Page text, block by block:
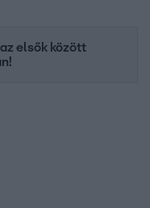
elsők között